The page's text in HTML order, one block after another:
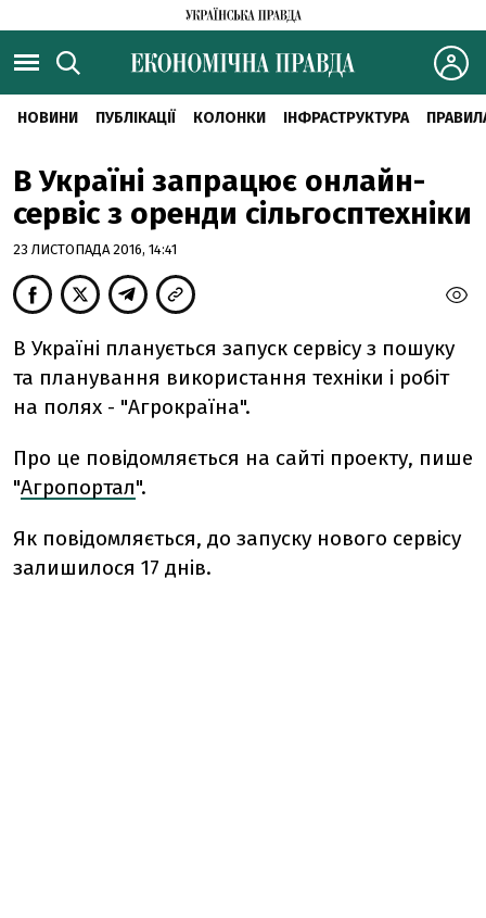
НОВИНИ ПУБЛІКАЦІЇ КОЛОНКИ ІНФРАСТРУКТУРА
В Україні запрацює онлайн-
сервіс з оренди сільгосптехніки
23 ЛИСТОПАДА 2016, 14:41
В Україні планується запуск сервісу з пошуку
та планування використання техніки і робіт
на полях - "Агрокраїна".
Про це повідомляється на сайті проекту, пише
"Агропортал".
Як повідомляється, до запуску нового сервісу
залишилося 17 днів.